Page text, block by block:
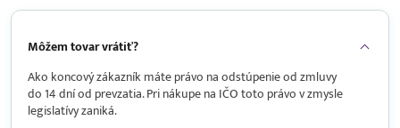
Môžem tovar vrátiť?
Ako koncový zákazník máte právo na odstúpenie od zmluvy
do 14 dní od prevzatia. Pri nákupe na IČO toto právo v zmysle
legislatívy zaniká.